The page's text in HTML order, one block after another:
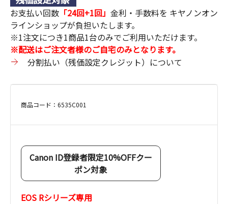
お支払い回数 「24回+1回」 金利・手数料を キヤノンオン
ラインショップが負担いたします。
※1注文につき1商品1台のみでご利用いただけます。
※配送はご注文者様のご自宅のみとなります。
分割払い（残価設定クレジット）について
商品コード：6535C001
Canon ID登録者限定10%OFFクー
ポン対象
EOS Rシリーズ専用